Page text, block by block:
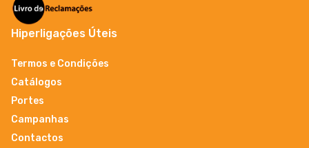
Hiperligações Úteis
Termos e Condições
Catálogos
Portes
Campanhas
Contactos